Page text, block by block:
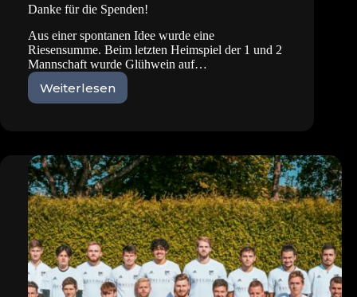
Danke für die Spenden!
Aus einer spontanen Idee wurde eine
Riesensumme. Beim letzten Heimspiel der 1 und 2
Mannschaft wurde Glühwein auf…
Weiterlesen
Danke